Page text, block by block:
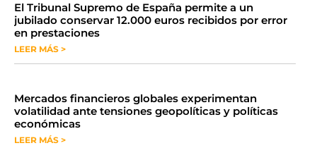
​El Tribunal Supremo de España permite a un
jubilado conservar 12.000 euros recibidos por error
en prestaciones
LEER MÁS >
Mercados financieros globales experimentan
volatilidad ante tensiones geopolíticas y políticas
económicas
LEER MÁS >